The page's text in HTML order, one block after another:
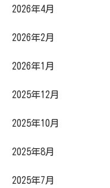
2026年4月
2026年2月
2026年1月
2025年12月
2025年10月
2025年8月
2025年7月